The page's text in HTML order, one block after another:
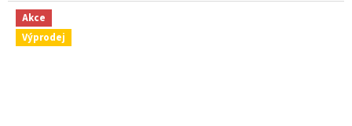
Akce
Výprodej